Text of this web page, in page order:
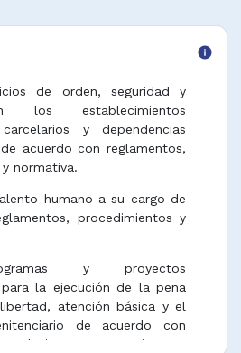
info
de orden, seguridad y
los establecimientos
y dependencias
acuerdo con reglamentos,
normativa.
humano a su cargo de
procedimientos y
y proyectos
para la ejecución de la pena
atención básica y el
de acuerdo con
y normativa.